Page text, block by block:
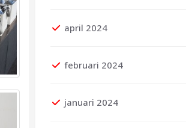
april 2024
februari 2024
januari 2024